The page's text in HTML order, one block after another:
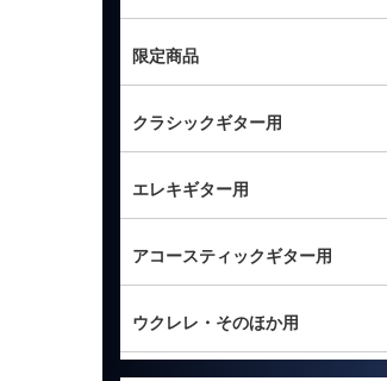
限定商品
クラシックギター用
エレキギター用
アコースティックギター用
ウクレレ・そのほか用